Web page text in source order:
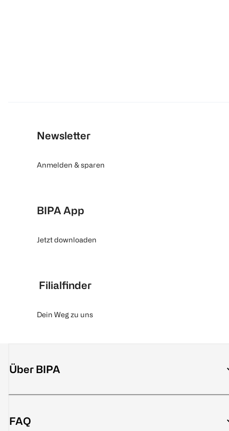
Newsletter
Anmelden & sparen
BIPA App
Jetzt downloaden
Filialfinder
Dein Weg zu uns
Über BIPA
FAQ